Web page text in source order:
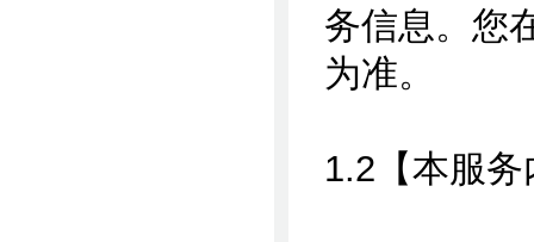
务信息。您
为准。
1.2【本服